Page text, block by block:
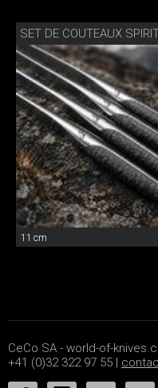
SET DE COUTEAUX
11 cm
CeCo SA - world-of-
+41 (0)32 322 97 55 |